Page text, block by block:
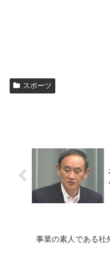
スポーツ
事業の素人である社